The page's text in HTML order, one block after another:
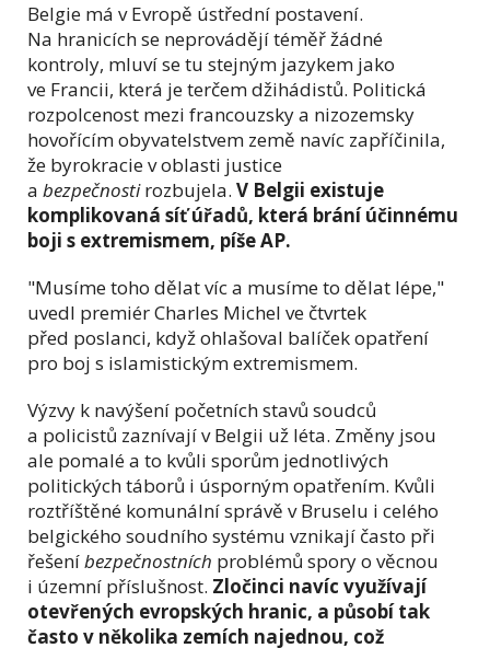
Belgie má v Evropě ústřední postavení.
Na hranicích se neprovádějí téměř žádné
kontroly, mluví se tu stejným jazykem jako
ve Francii, která je terčem džihádistů. Politická
rozpolcenost mezi francouzsky a nizozemsky
hovořícím obyvatelstvem země navíc zapříčinila,
že byrokracie v oblasti justice
a bezpečnostirozbujela. V Belgii existuje
komplikovaná síť úřadů, která brání účinnému
boji s extremismem, píše AP.
"Musíme toho dělat víc a musíme to dělat lépe,"
uvedl premiér Charles Michel ve čtvrtek
před poslanci, když ohlašoval balíček opatření
pro boj s islamistickým extremismem.
Výzvy k navýšení početních stavů soudců
a policistů zaznívají v Belgii už léta. Změny jsou
ale pomalé a to kvůli sporům jednotlivých
politických táborů i úsporným opatřením. Kvůli
roztříštěné komunální správě v Bruselu i celého
belgického soudního systému vznikají často při
řešeníbezpečnostních problémů spory o věcnou
i územní příslušnost. Zločinci navíc využívají
otevřených evropských hranic, a působí tak
často v několika zemích najednou, což